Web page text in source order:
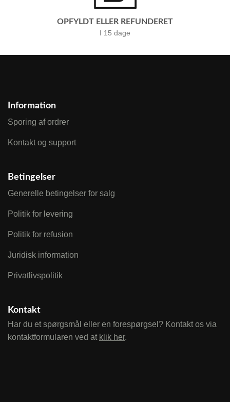
OPFYLDT ELLER REFUNDERET
I 15 dage
Information
Sporing af ordrer
Kontakt og support
Betingelser
Generelle betingelser for salg
Politik for levering
Politik for refusion
Juridisk information
Privatlivspolitik
Kontakt
Har du et spørgsmål eller en forespørgsel? Kontakt os via
kontaktformularen ved at klik her.